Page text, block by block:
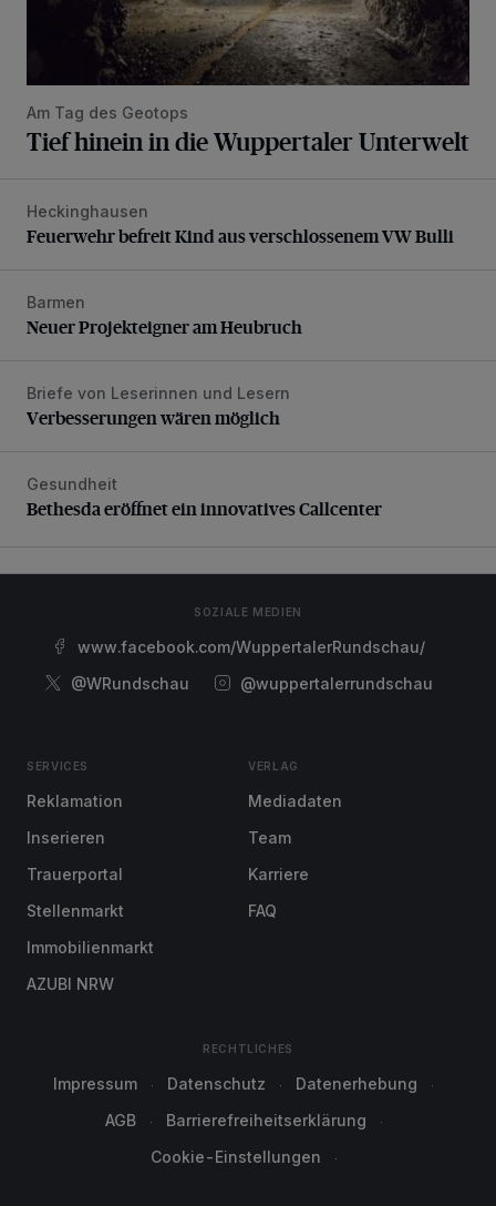
Am Tag des Geotops
Tief hinein in die Wuppertaler Unterwelt
Feuerwehr befreit Kind aus verschlossenem VW Bulli
Heckinghausen
Feuerwehr befreit Kind aus verschlossenem VW Bulli
Neuer Projekteigner am Heubruch
Barmen
Neuer Projekteigner am Heubruch
Verbesserungen wären möglich
Briefe von Leserinnen und Lesern
Verbesserungen wären möglich
Bethesda eröffnet ein innovatives Callcenter
Gesundheit
Bethesda eröffnet ein innovatives Callcenter
SOZIALE MEDIEN
www.facebook.com/WuppertalerRundschau/
@WRundschau
@wuppertalerrundschau
SERVICES
Reklamation
Inserieren
Trauerportal
Stellenmarkt
Immobilienmarkt
AZUBI NRW
VERLAG
Mediadaten
Team
Karriere
FAQ
RECHTLICHES
Impressum Datenschutz
Datenerhebung
AGB
Barrierefreiheitserklärung
Cookie-Einstellungen